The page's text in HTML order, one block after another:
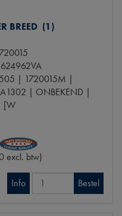
BREED (1)
| 1720015M |
| ONBEKEND |
[W
excl. btw)
Info Bestel